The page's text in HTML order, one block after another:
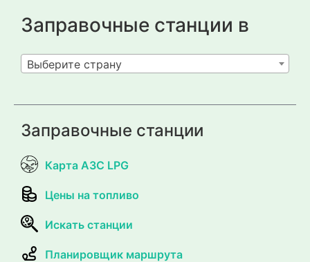
Заправочные станции в
Выберите страну
Заправочные станции
Карта АЗС LPG
Цены на топливо
Искать станции
Планировщик маршрута